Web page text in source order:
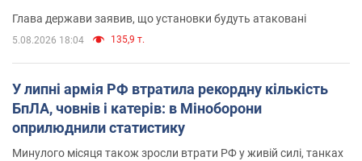
Глава держави заявив, що установки будуть атаковані
5.08.2026 18:04 135,9 т.
У липні армія РФ втратила рекордну кількість
БпЛА, човнів і катерів: в Міноборони
оприлюднили статистику
Минулого місяця також зросли втрати РФ у живій силі, танках